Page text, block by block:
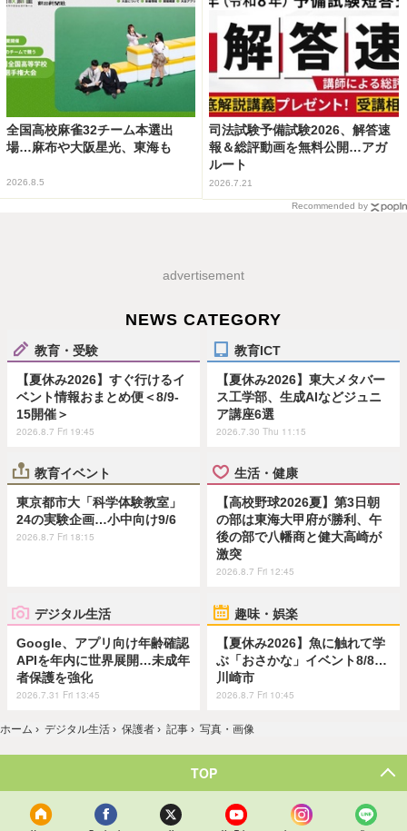
全国高校麻雀32チーム本選出
場…麻布や大阪星光、東海も
2026.8.5
司法試験予備試験2026、解答速
報＆総評動画を無料公開…アガ
ルート
2026.7.21
Recommended by
advertisement
NEWS CATEGORY
教育・受験
【夏休み2026】すぐ行けるイ
ベント情報おまとめ便＜8/9-
15開催＞
2026.8.7 Fri 19:45
教育ICT
【夏休み2026】東大メタバー
ス工学部、生成AIなどジュニ
ア講座6選
2026.7.30 Thu 11:15
教育イベント
東京都市大「科学体験教室」
24の実験企画…小中向け9/6
2026.8.7 Fri 18:15
生活・健康
【高校野球2026夏】第3日朝
の部は東海大甲府が勝利、午
後の部で八幡商と健大高崎が
激突
2026.8.7 Fri 12:45
デジタル生活
Google、アプリ向け年齢確認
APIを年内に世界展開…未成年
者保護を強化
2026.7.31 Fri 13:45
趣味・娯楽
【夏休み2026】魚に触れて学
ぶ「おさかな」イベント8/8…
川崎市
2026.8.7 Fri 10:45
ホーム › デジタル生活 › 保護者 › 記事 › 写真・画像
TOP